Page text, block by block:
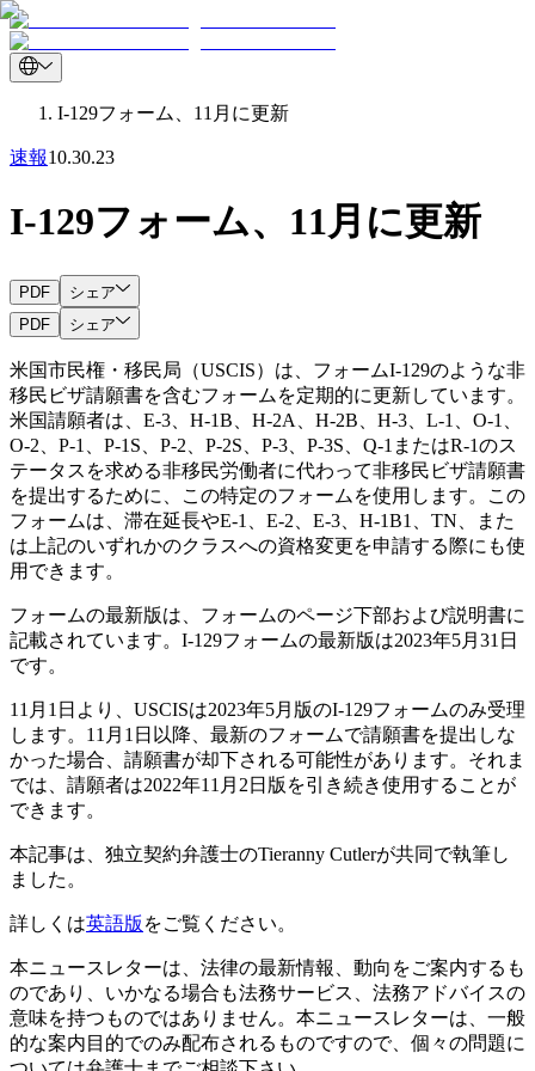
I-129フォーム、11月に更新
速報10.30.23
I-129フォーム、11月に更新
PDF
シェア
PDF
シェア
米国市民権・移民局（USCIS）は、フォームI-129のような非
移民ビザ請願書を含むフォームを定期的に更新しています。
米国請願者は、E-3、H-1B、H-2A、H-2B、H-3、L-1、O-1、
O-2、P-1、P-1S、P-2、P-2S、P-3、P-3S、Q-1またはR-1のス
テータスを求める非移民労働者に代わって非移民ビザ請願書
を提出するために、この特定のフォームを使用します。この
フォームは、滞在延長やE-1、E-2、E-3、H-1B1、TN、また
は上記のいずれかのクラスへの資格変更を申請する際にも使
用できます。
フォームの最新版は、フォームのページ下部および説明書に
記載されています。I-129フォームの最新版は2023年5月31日
です。
11月1日より、USCISは2023年5月版のI-129フォームのみ受理
します。11月1日以降、最新のフォームで請願書を提出しな
かった場合、請願書が却下される可能性があります。それま
では、請願者は2022年11月2日版を引き続き使用することが
できます。
本記事は、独立契約弁護士のTieranny Cutlerが共同で執筆し
ました。
詳しくは英語版 をご覧ください。
本ニュースレターは、法律の最新情報、動向をご案内するも
のであり、いかなる場合も法務サービス、法務アドバイスの
意味を持つものではありません。本ニュースレターは、一般
的な案内目的でのみ配布されるものですので、個々の問題に